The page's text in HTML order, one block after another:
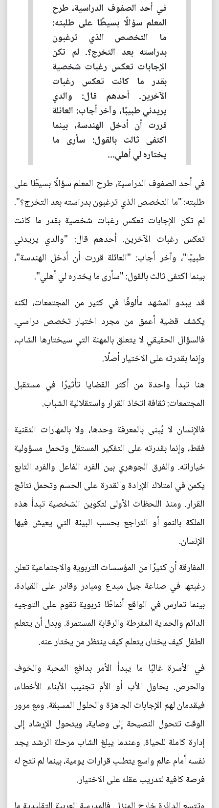
في أحد الصفوف الدراسية، طرح
المعلم سؤالًا بسيطًا على طلبته:
ما التخصص الذي ترغبون
بدراسته بعد التخرج؟. لم تكن
الإجابات تعكس رغبات شخصية
بقدر ما كانت تعكس رغبات
الآخرين. أحدهم قال: والدي
يريدني طبيبًا، وآخر أجاب: العائلة
قررت أن أدخل الهندسة، بينما
اكتفى ثالث بالقول: سأرى ما
يختاره لي أهلي...
في أحد الصفوف الدراسية، طرح المعلم سؤالًا بسيطًا على
طلبته: "ما التخصص الذي ترغبون بدراسته بعد التخرج؟".
لم تكن الإجابات تعكس رغبات شخصية بقدر ما كانت
تعكس رغبات الآخرين. أحدهم قال: "والدي يريدني
طبيبًا"، وآخر أجاب: "العائلة قررت أن أدخل الهندسة"،
بينما اكتفى ثالث بالقول: "سأرى ما يختاره لي أهلي".
قد يبدو المشهد مألوفًا في كثير من المجتمعات، لكنه
يكشف قضية أعمق من مجرد اختيار تخصص دراسي.
فالسؤال الحقيقي لا يتعلق بالمهنة التي سيختارها الشاب،
وإنما بقدرته على الاختيار أصلًا.
هنا تبدأ واحدة من أكثر القضايا تأثيرًا في مستقبل
المجتمعات: ثقافة اتخاذ القرار واستقلالية الشباب.
فالإنسان لا يُبنى بالمعرفة وحدها، ولا بالمهارات التقنية
فقط، وإنما بقدرته على التفكير المستقل وتحمل مسؤولية
خياراته. والفرق الجوهري بين الفرد الفاعل والفرد التابع
يكمن في امتلاك الإرادة والقدرة على الحسم وتحمل نتائج
القرار. ومنذ اللحظات الأولى لتكوين الشخصية تبدأ هذه
الملكة بالنمو أو التراجع بحسب البيئة التي يعيش فيها
الإنسان.
المفارقة أن كثيرًا من المؤسسات التربوية والاجتماعية تعلن
رغبتها في صناعة جيل مبدع ومبادر وقادر على القيادة،
بينما تمارس في الواقع أنماطًا تربوية تقوم على التوجيه
الدائم والحماية المفرطة والرقابة المستمرة. وبدل أن يتعلم
الطفل كيف يختار، يتعلم كيف ينتظر من يختار عنه.
في الأسرة غالبًا ما يبدأ الأمر بدافع المحبة والخوف
والحرص. يحاول الأب أو الأم تجنيب الأبناء الأخطاء،
فيقدمان لهم الإجابات الجاهزة والحلول المسبقة. ومع مرور
الوقت تتحول النصيحة إلى وصاية، ويتحول الإرشاد إلى
إدارة كاملة للحياة. وعندما يبلغ الشاب مرحلة الرشد يجد
نفسه أمام عالم واسع يتطلب قرارات يومية، بينما لم تتح له
فرصة كافية لتدريب عقله على الاختيار.